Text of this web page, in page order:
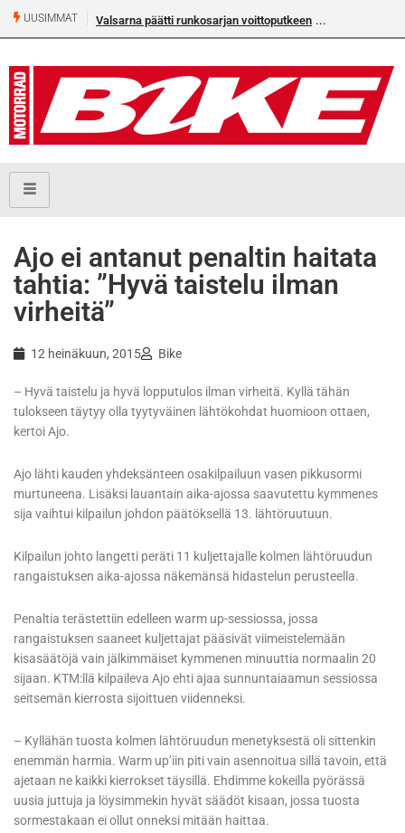
UUSIMMAT Valsarna päätti runkosarjan voittoputkeen
Ajo ei antanut penaltin haitata
tahtia: ”Hyvä taistelu ilman
virheitä”
12 heinäkuun, 2015 Bike
– Hyvä taistelu ja hyvä lopputulos ilman virheitä. Kyllä tähän
tulokseen täytyy olla tyytyväinen lähtökohdat huomioon ottaen,
kertoi Ajo.
Ajo lähti kauden yhdeksänteen osakilpailuun vasen pikkusormi
murtuneena. Lisäksi lauantain aika-ajossa saavutettu kymmenes
sija vaihtui kilpailun johdon päätöksellä 13. lähtöruutuun.
Kilpailun johto langetti peräti 11 kuljettajalle kolmen lähtöruudun
rangaistuksen aika-ajossa näkemänsä hidastelun perusteella.
Penaltia terästettiin edelleen warm up-sessiossa, jossa
rangaistuksen saaneet kuljettajat pääsivät viimeistelemään
kisasäätöjä vain jälkimmäiset kymmenen minuuttia normaalin 20
sijaan. KTM:llä kilpaileva Ajo ehti ajaa sunnuntaiaamun sessiossa
seitsemän kierrosta sijoittuen viidenneksi.
– Kyllähän tuosta kolmen lähtöruudun menetyksestä oli sittenkin
enemmän harmia. Warm up’iin piti vain asennoitua sillä tavoin, että
ajetaan ne kaikki kierrokset täysillä. Ehdimme kokeilla pyörässä
uusia juttuja ja löysimmekin hyvät säädöt kisaan, jossa tuosta
sormestakaan ei ollut onneksi mitään haittaa.